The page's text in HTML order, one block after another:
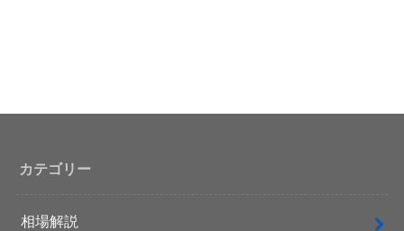
カテゴリー
相場解説